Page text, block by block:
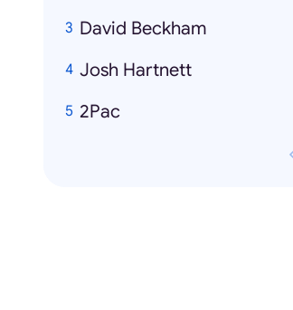
David Beckham
Josh Hartnett
2Pac